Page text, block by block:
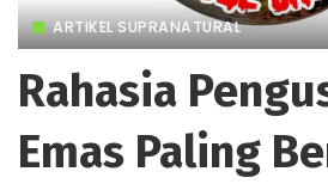
ARTIKEL SUPRANATURAL
Rahasia
Emas Paling